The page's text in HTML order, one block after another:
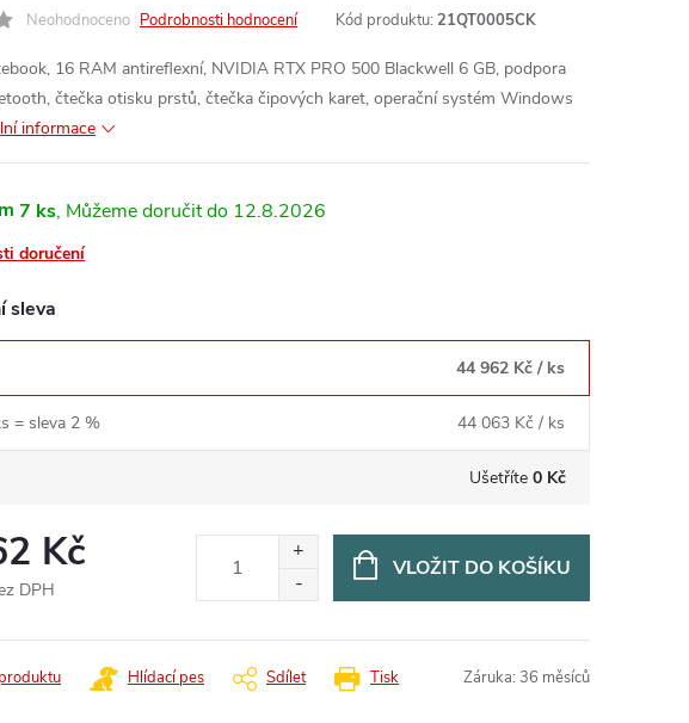
Neohodnoceno Podrobnosti hodnocení Kód produktu: 21QT0005CK
16 RAM antireflexní, NVIDIA RTX PRO 500 Blackwell 6 GB, podpora
čtečka otisku prstů, čtečka čipových karet, operační systém Windows
informace
7 ks 12.8.2026
doručení
sleva
44 962 Kč / ks
= sleva 2 % 44 063 Kč / ks
Ušetříte 0 Kč
Kč
DPH
VLOŽIT DO KOŠÍKU
Tisk
Hlídací pes Sdílet Záruka: 36 měsíců